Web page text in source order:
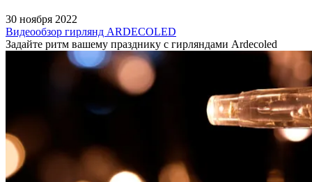
30 ноября 2022
Видеообзор гирлянд ARDECOLED
Задайте ритм вашему празднику с гирляндами Ardecoled